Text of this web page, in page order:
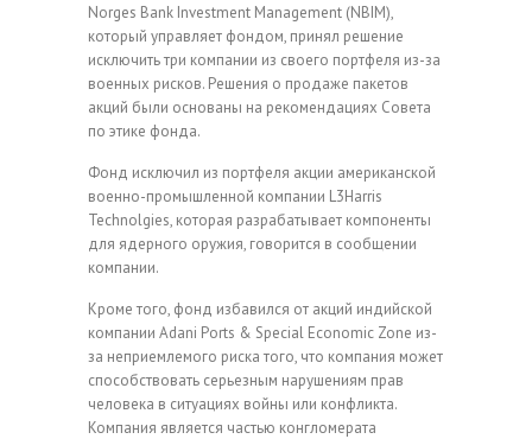
Norges Bank Investment Management (NBIM),
который управляет фондом, принял решение
исключить три компании из своего портфеля из-за
военных рисков. Решения о продаже пакетов
акций были основаны на рекомендациях Совета
по этике фонда.
Фонд исключил из портфеля акции американской
военно-промышленной компании L3Harris
Technolgies, которая разрабатывает компоненты
для ядерного оружия, говорится в сообщении
компании.
Кроме того, фонд избавился от акций индийской
компании Adani Ports & Special Economic Zone из-
за неприемлемого риска того, что компания может
способствовать серьезным нарушениям прав
человека в ситуациях войны или конфликта.
Компания является частью конгломерата